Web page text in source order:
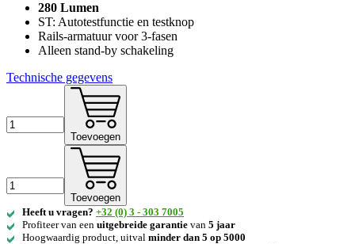
280 Lumen
ST: Autotestfunctie en testknop
Rails-armatuur voor 3-fasen
Alleen stand-by schakeling
Technische gegevens
Toevoegen
Toevoegen
Heeft u vragen? +32 (0) 3 - 303 7005
Profiteer van een uitgebreide garantie van 5 jaar
Hoogwaardig product, uitval minder dan 5 op 5000